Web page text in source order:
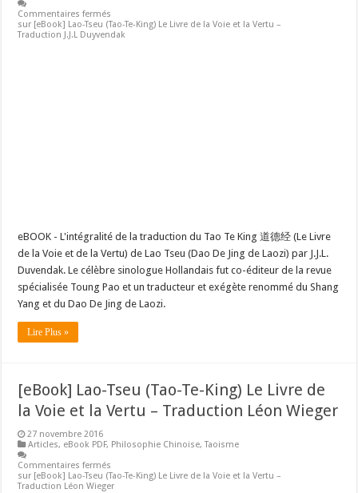
Commentaires fermés
sur [eBook] Lao-Tseu (Tao-Te-King) Le Livre de la Voie et la Vertu –
Traduction J.J.L Duyvendak
eBOOK - L'intégralité de la traduction du Tao Te King 道德经 (Le Livre
de la Voie et de la Vertu) de Lao Tseu (Dao De Jing de Laozi) par J.J.L.
Duvendak. Le célèbre sinologue Hollandais fut co-éditeur de la revue
spécialisée Toung Pao et un traducteur et exégète renommé du Shang
Yang et du Dao De Jing de Laozi.
Lire Plus »
[eBook] Lao-Tseu (Tao-Te-King) Le Livre de
la Voie et la Vertu – Traduction Léon Wieger
27 novembre 2016
Articles, eBook PDF, Philosophie Chinoise,Taoisme
Commentaires fermés
sur [eBook] Lao-Tseu (Tao-Te-King) Le Livre de la Voie et la Vertu –
Traduction Léon Wieger